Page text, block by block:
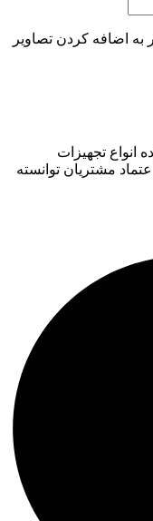
به اضافه کردن تصاویر
انواع تجهیزات
مشتریان توانسته